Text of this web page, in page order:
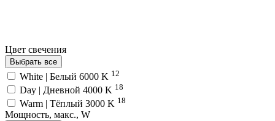
Цвет свечения
Выбрать все
White | Белый 6000 K 12
Day | Дневной 4000 K 18
Warm | Тёплый 3000 K 18
Мощность, макс., W